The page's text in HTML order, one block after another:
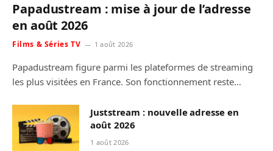
Papadustream : mise à jour de l’adresse
en août 2026
Films & Séries TV 1 août 2026
Papadustream figure parmi les plateformes de streaming
les plus visitées en France. Son fonctionnement reste…
Juststream : nouvelle adresse en
août 2026
1 août 2026